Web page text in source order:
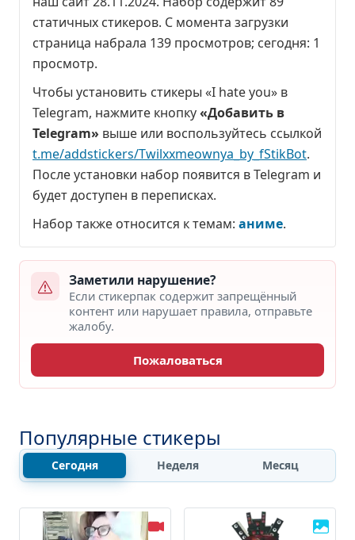
статичных стикеров. С момента загрузки
страница набрала 139 просмотров; сегодня: 1
просмотр.
Чтобы установить стикеры «I hate you» в
Telegram, нажмите кнопку«Добавить в
Telegram» выше или воспользуйтесь ссылкой
t.me/addstickers/Twilxxmeownya_by_fStikBot.
После установки набор появится в Telegram и
будет доступен в переписках.
Набор также относится к темам: аниме.
Заметили нарушение?
Если стикерпак содержит запрещённый
контент или нарушает правила, отправьте
жалобу.
Пожаловаться
Популярные стикеры
Сегодня Неделя Месяц